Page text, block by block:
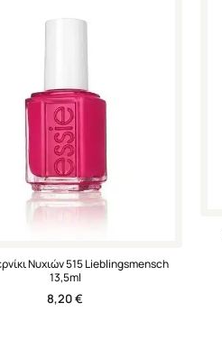
Νυχιών 515 Lieblingsmensch
13,5ml
8,20€